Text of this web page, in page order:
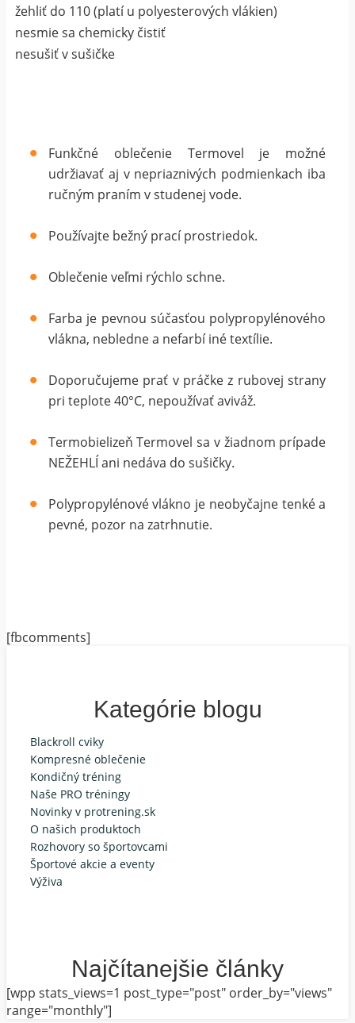
žehliť do 110 (platí u polyesterových vlákien)
nesmie sa chemicky čistiť
nesušiť v sušičke
Funkčné oblečenie Termovel je možné
udržiavať aj v nepriaznivých podmienkach iba
ručným praním v studenej vode.
Používajte bežný prací prostriedok.
Oblečenie veľmi rýchlo schne.
Farba je pevnou súčasťou polypropylénového
vlákna, nebledne a nefarbí iné textílie.
Doporučujeme prať v práčke z rubovej strany
pri teplote 40°C, nepoužívať aviváž.
Termobielizeň Termovel sa v žiadnom prípade
NEŽEHLÍ ani nedáva do sušičky.
Polypropylénové vlákno je neobyčajne tenké a
pevné, pozor na zatrhnutie.
[fbcomments]
Kategórie blogu
Blackroll cviky
Kompresné oblečenie
Kondičný tréning
Naše PRO tréningy
Novinky v protrening.sk
O našich produktoch
Rozhovory so športovcami
Športové akcie a eventy
Výživa
Najčítanejšie články
[wpp stats_views=1 post_type="post" order_by="views"
range="monthly"]